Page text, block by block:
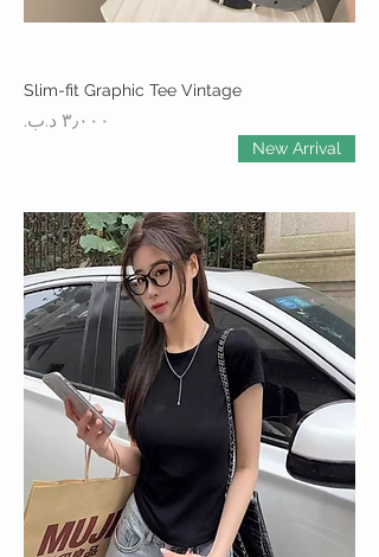
Slim-fit Graphic Tee Vintage
السعر
New Arrival